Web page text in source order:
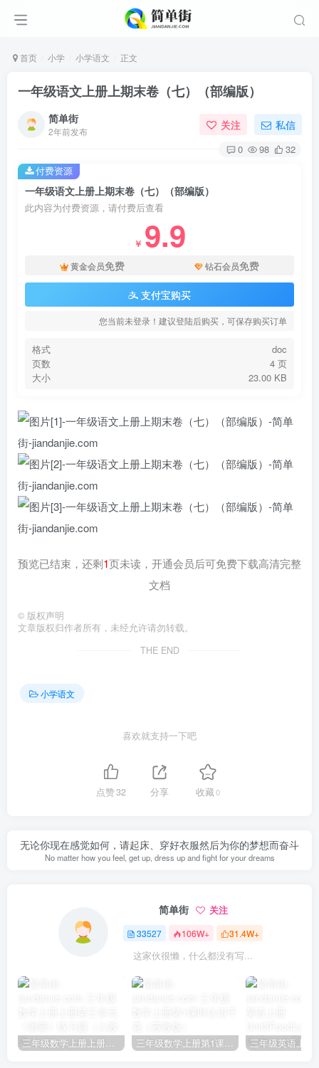
首页 小学 小学语文 正文
一年级语文上册上期末卷（七）（部编版）
简单街
2年前发布 关注 私信
0 98 32
一年级语文上册上期末卷（七）（部编版）
此内容为付费资源，请付费后查看
￥ 9.9
黄金会员免费 钻石会员免费
支付宝购买
您当前未登录！建议登陆后购买，可保存购买订单
格式
doc
页数
4 页
大小
23.00 KB
付费资源
预览已结束，还剩1页未读，开通会员后可免费下载高清完整
文档
© 版权声明
文章版权归作者所有，未经允许请勿转载。
THE END
小学语文
喜欢就支持一下吧
点赞32 分享 收藏0
无论你现在感觉如何，请起床、穿好衣服然后为你的梦想而奋斗
No matter how you feel, get up, dress up and fight for your dreams
简单街 关注
33527 106W+ 31.4W+
这家伙很懒，什么都没有写...